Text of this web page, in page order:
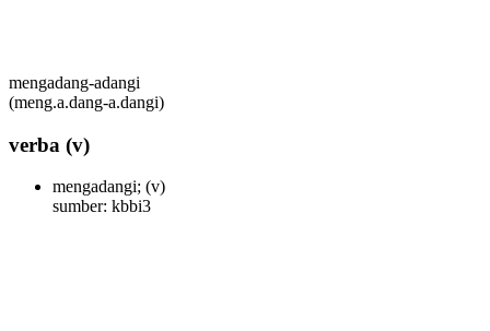
mengadang-adangi
(meng.a.dang-a.dangi)
verba (v)
mengadangi; (v)
sumber: kbbi3